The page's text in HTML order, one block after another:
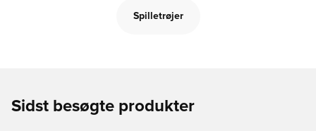
Spilletrøjer
Sidst besøgte produkter